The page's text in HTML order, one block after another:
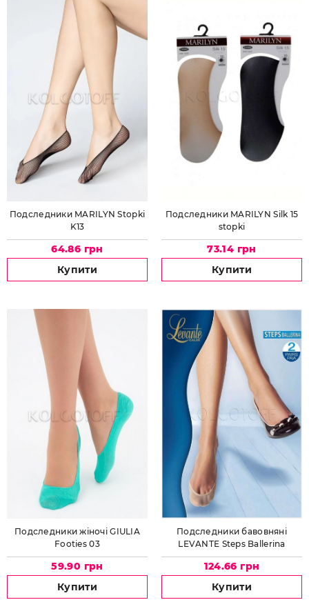
Подследники MARILYN Stopki
K13
64.86 грн
Купити
Подследники MARILYN Silk 15
stopki
73.14 грн
Купити
Подследники жіночі GIULIA
Footies 03
59.90 грн
Купити
Подследники бавовняні
LEVANTE Steps Ballerina
124.66 грн
Купити